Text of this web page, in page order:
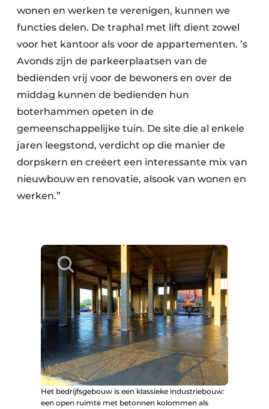
wonen en werken te verenigen, kunnen we
functies delen. De traphal met lift dient zowel
voor het kantoor als voor de appartementen. ’s
Avonds zijn de parkeerplaatsen van de
bedienden vrij voor de bewoners en over de
middag kunnen de bedienden hun
boterhammen opeten in de
gemeenschappelijke tuin. De site die al enkele
jaren leegstond, verdicht op die manier de
dorpskern en creëert een interessante mix van
nieuwbouw en renovatie, alsook van wonen en
werken.”
Het bedrijfsgebouw is een klassieke industriebouw:
een open ruimte met betonnen kolommen als